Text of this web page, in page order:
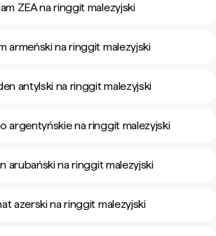
ZEA na ringgit malezyjski
armeński na ringgit malezyjski
antylski na ringgit malezyjski
argentyńskie na ringgit malezyjski
arubański na ringgit malezyjski
azerski na ringgit malezyjski